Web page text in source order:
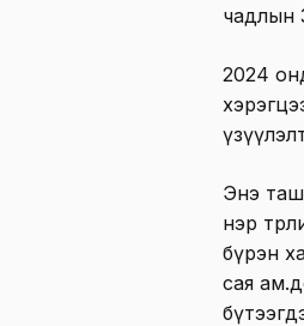
чадлын
2024
Энэ
нэр
бүрэн
сая